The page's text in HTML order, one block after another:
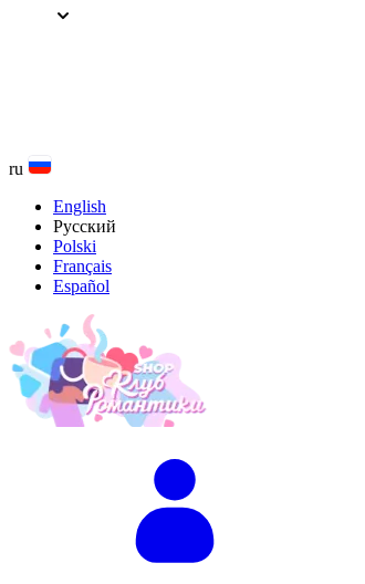
Перейти
ru
English
Русский
Polski
Français
Español